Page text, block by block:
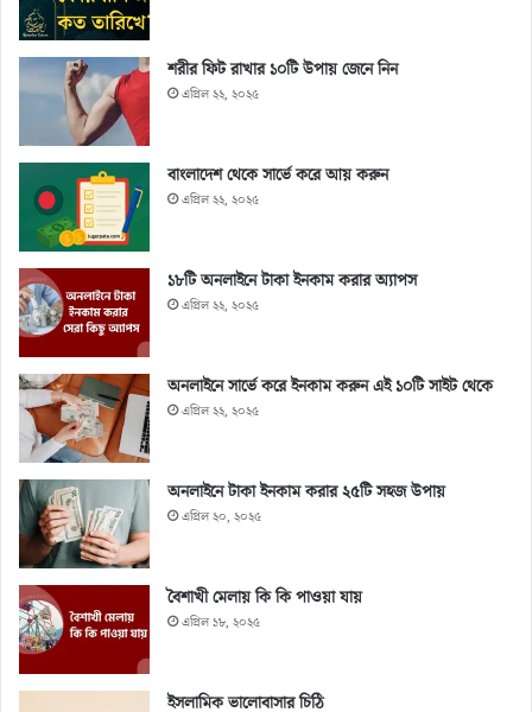
শরীর ফিট রাখার ১০টি উপায় জেনে নিন
এপ্রিল ২২, ২০২৫
বাংলাদেশ থেকে সার্ভে করে আয় করুন
এপ্রিল ২২, ২০২৫
১৮টি অনলাইনে টাকা ইনকাম করার অ্যাপস
এপ্রিল ২২, ২০২৫
অনলাইনে সার্ভে করে ইনকাম করুন এই ১০টি সাইট থেকে
এপ্রিল ২২, ২০২৫
অনলাইনে টাকা ইনকাম করার ২৫টি সহজ উপায়
এপ্রিল ২০, ২০২৫
বৈশাখী মেলায় কি কি পাওয়া যায়
এপ্রিল ১৮, ২০২৫
ইসলামিক ভালোবাসার চিঠি